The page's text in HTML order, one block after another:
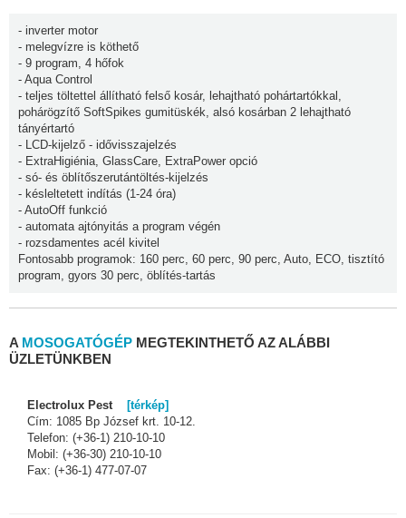
- inverter motor
- melegvízre is köthető
- 9 program, 4 hőfok
- Aqua Control
- teljes töltettel állítható felső kosár, lehajtható pohártartókkal,
pohárögzítő SoftSpikes gumitüskék, alsó kosárban 2 lehajtható
tányértartó
- LCD-kijelző - idővisszajelzés
- ExtraHigiénia, GlassCare, ExtraPower opció
- só- és öblítőszerutántöltés-kijelzés
- késleltetett indítás (1-24 óra)
- AutoOff funkció
- automata ajtónyitás a program végén
- rozsdamentes acél kivitel
Fontosabb programok: 160 perc, 60 perc, 90 perc, Auto, ECO, tisztító
program, gyors 30 perc, öblítés-tartás
A MOSOGATÓGÉP MEGTEKINTHETŐ AZ ALÁBBI
ÜZLETÜNKBEN
Electrolux Pest [térkép]
Cím: 1085 Bp József krt. 10-12.
Telefon: (+36-1) 210-10-10
Mobil: (+36-30) 210-10-10
Fax: (+36-1) 477-07-07